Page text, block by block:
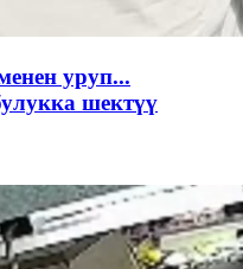
уруп...
шектүү